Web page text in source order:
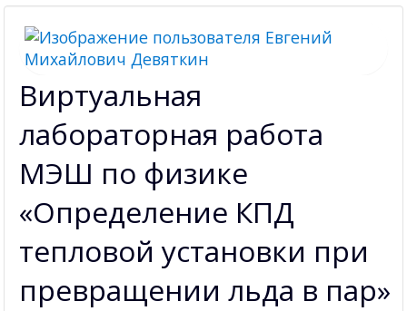
Виртуальная
лабораторная работа
МЭШ по физике
«Определение КПД
тепловой установки при
превращении льда в пар»